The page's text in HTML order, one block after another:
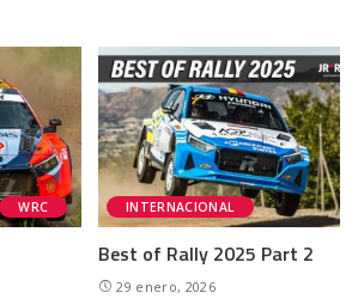
WRC INTERNACIONAL
Best of Rally 2025 Part 2
29 enero, 2026